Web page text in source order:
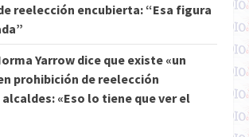
reelección encubierta: “Esa figura
Yarrow dice que existe «un
prohibición de reelección
«Eso lo tiene que ver el